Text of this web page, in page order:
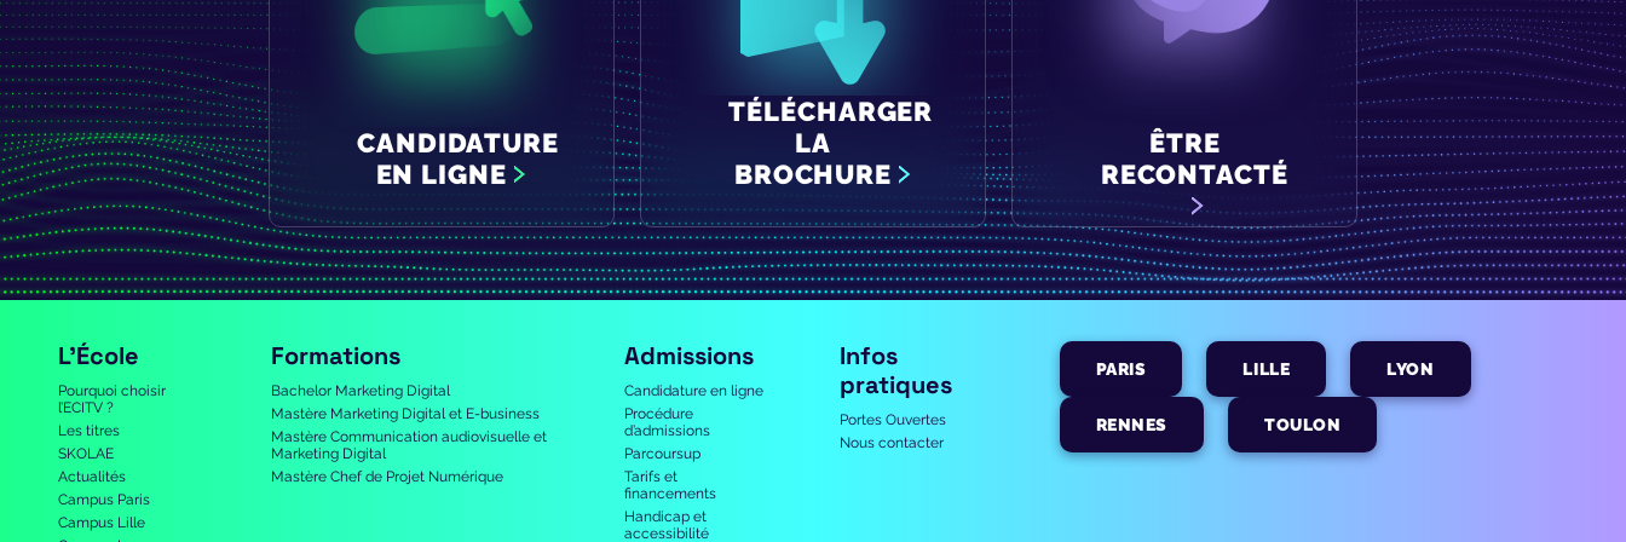
CANDIDATURE
EN LIGNE
TÉLÉCHARGER
LA
BROCHURE
ÊTRE
RECONTACTÉ
L’École
Pourquoi choisir
l’ECITV ?
Les titres
SKOLAE
Actualités
Campus Paris
Campus Lille
Formations
Bachelor Marketing Digital
Mastère Marketing Digital et E-business
Mastère Communication audiovisuelle et
Marketing Digital
Mastère Chef de Projet Numérique
Admissions
Candidature en ligne
Procédure
d’admissions
Parcoursup
Tarifs et
financements
Handicap et
accessibilité
Infos
pratiques
Portes Ouvertes
Nous contacter
PARIS LILLE LYON
RENNES TOULON